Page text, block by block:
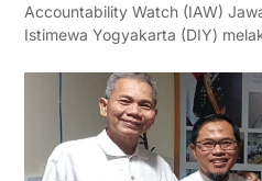
Accountability Watch (IAW)
Istimewa Yogyakarta (DIY)